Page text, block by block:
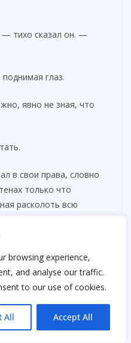
browsing experience,
and analyse our traffic.
to our use of cookies.
All Accept All
тихо сказал он. —
глаз.
явно не зная, что
в свои права, словно
только что
расколоть всю